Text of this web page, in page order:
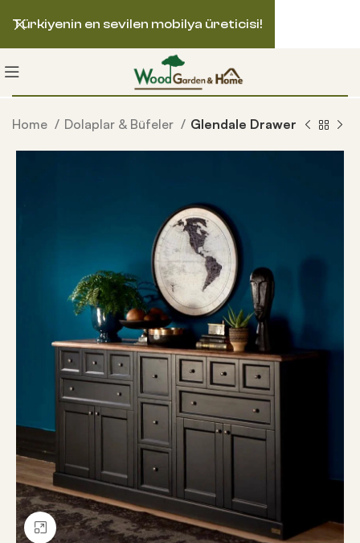
Home Dolaplar & Büfeler Glendale Drawer
Büyütmek için tıklayın
Türkiyenin en sevilen mobilya üreticisi!